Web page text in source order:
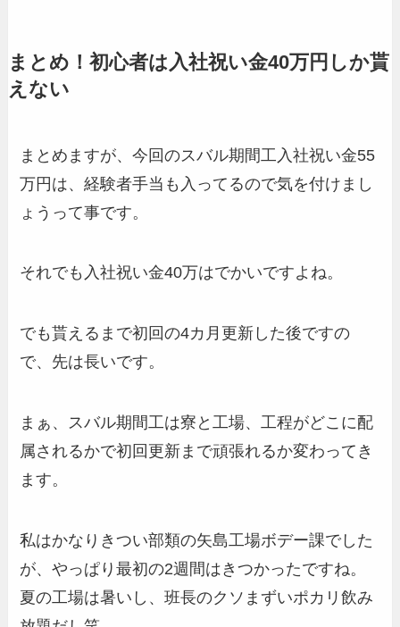
まとめ！初心者は入社祝い金40万円しか貰
えない
まとめますが、今回のスバル期間工入社祝い金55
万円は、経験者手当も入ってるので気を付けまし
ょうって事です。
それでも入社祝い金40万はでかいですよね。
でも貰えるまで初回の4カ月更新した後ですの
で、先は長いです。
まぁ、スバル期間工は寮と工場、工程がどこに配
属されるかで初回更新まで頑張れるか変わってき
ます。
私はかなりきつい部類の矢島工場ボデー課でした
が、やっぱり最初の2週間はきつかったですね。
夏の工場は暑いし、班長のクソまずいポカリ飲み